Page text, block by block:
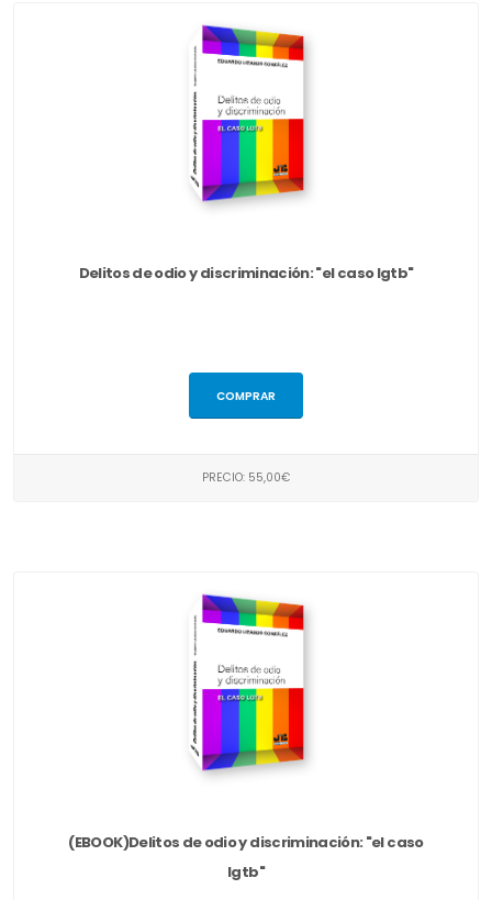
Delitos de odio y discriminación: "el caso lgtb"
COMPRAR
PRECIO: 55,00€
(EBOOK)Delitos de odio y discriminación: "el caso
lgtb"